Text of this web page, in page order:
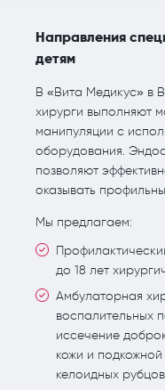
Направления
детям
В «Вита Медикус» в
хирурги выполняют
манипуляции с
оборудования.
позволяют
оказывать
Мы предлагаем:
до 18 лет
Амбулаторная
воспалительных
иссечение
кожи и подкожной
келоидных